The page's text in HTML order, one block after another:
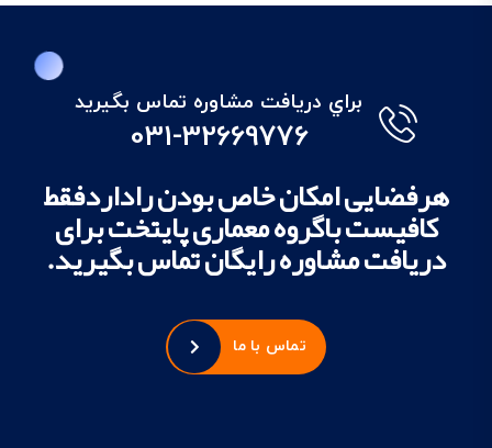
براي دريافت مشاوره تماس بگيريد
031-32669776
هرفضایی امکان خاص بودن راداردفقط
کافیست باگروه معماری پایتخت برای
دریافت مشاوره رایگان تماس بگیرید.
تماس با ما